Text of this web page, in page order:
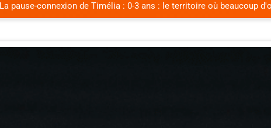
La pause-connexion de Timélia : 0-3 ans : le territoire où beaucoup